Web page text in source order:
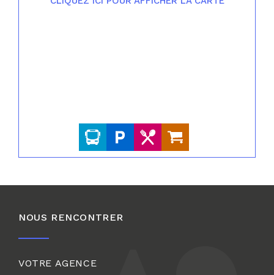
NOUS RENCONTRER
VOTRE AGENCE